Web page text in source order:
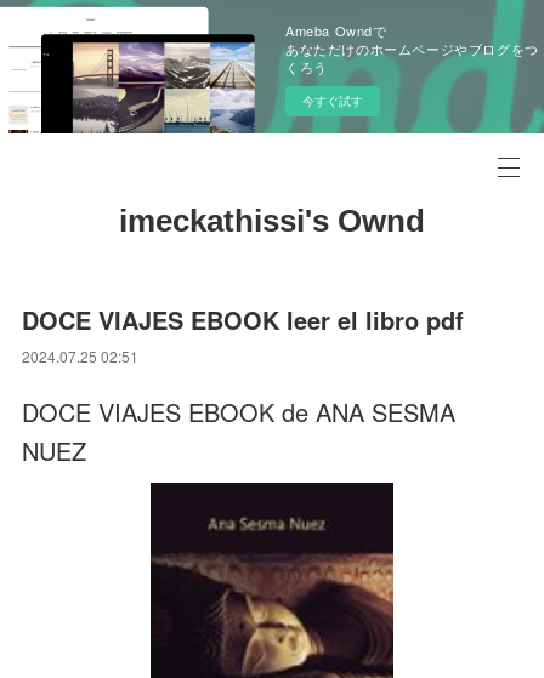
Ameba Owndで
あなただけのホームページやブログをつ
くろう
今すぐ試す
imeckathissi's Ownd
DOCE VIAJES EBOOK leer el libro pdf
2024.07.25 02:51
DOCE VIAJES EBOOK de ANA SESMA
NUEZ